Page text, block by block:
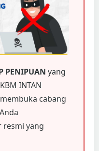
PENIPUAN yang
INTAN
cabang
yang